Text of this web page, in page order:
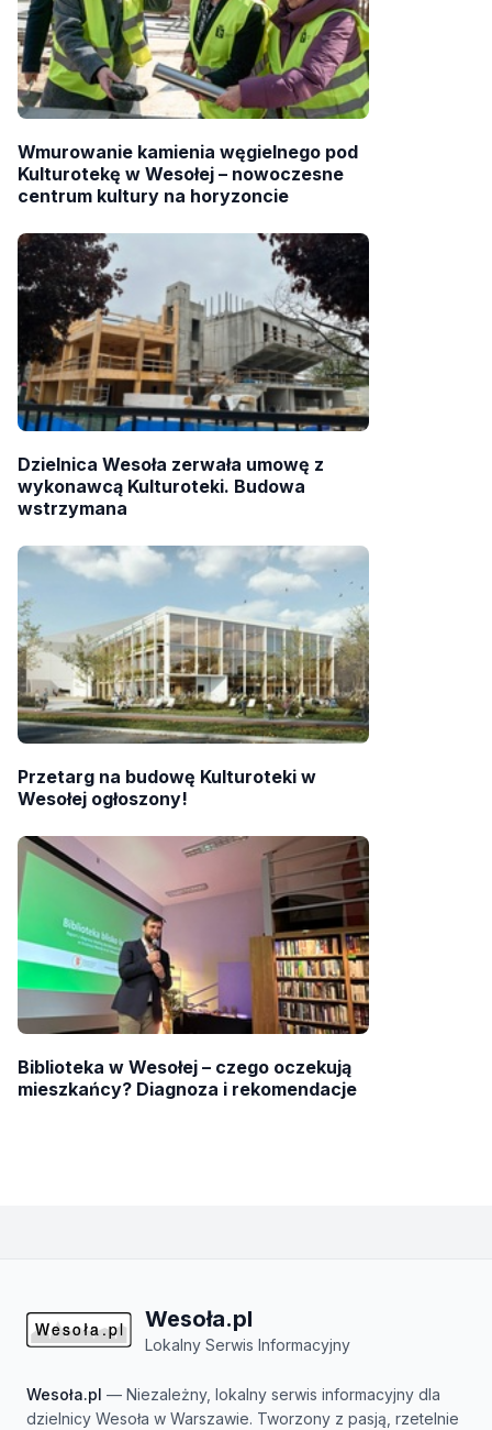
Wmurowanie kamienia węgielnego pod
Kulturotekę w Wesołej – nowoczesne
centrum kultury na horyzoncie
Dzielnica Wesoła zerwała umowę z
wykonawcą Kulturoteki. Budowa
wstrzymana
Przetarg na budowę Kulturoteki w
Wesołej ogłoszony!
Biblioteka w Wesołej – czego oczekują
mieszkańcy? Diagnoza i rekomendacje
Wesoła.pl
Lokalny Serwis Informacyjny
Wesoła.pl — Niezależny, lokalny serwis informacyjny dla
dzielnicy Wesoła w Warszawie. Tworzony z pasją, rzetelnie